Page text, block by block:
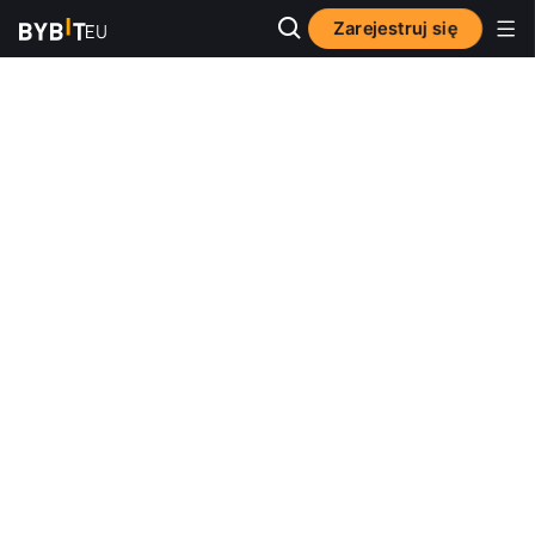
Zarejestruj się